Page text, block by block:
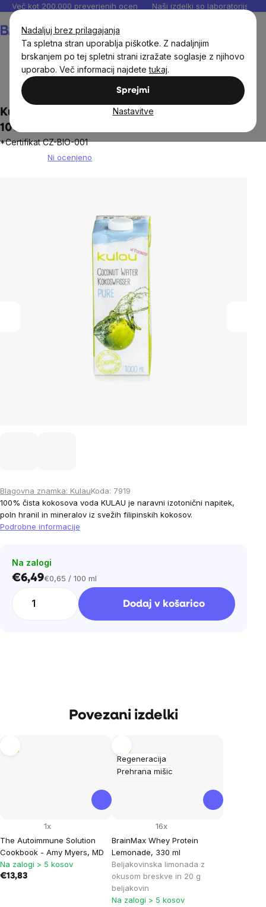
Nadaljuj brez prilagajanja
Ta spletna stran uporablja piškotke. Z nadaljnjim
brskanjem po tej spletni strani izražate soglasje z njihovo
uporabo. Več informacij najdetetukaj.
Sprejmi
Nastavitve
Preskoči
vsebino
Več kot 200.000 preverjenih ocen Naši izdelki so laboratorijsko
Osvežilne pijače
Kulau - BIO 100% ČISTA kokosova voda,
1000 ml *certifikat CZ-BIO-001
*Certifikat CZ-BIO-001
Ni ocenjeno
Blagovna znamka: KulauKoda: 7919
100% čista kokosova voda KULAU je naravni izotonični napitek,
poln hranil in mineralov iz svežih filipinskih kokosov.
Podrobne informacije
Na zalogi
€6,49Cena
€0,65 / 100 ml
Dodaj v košarico
Povezani izdelki
The Autoimmune Solution
Cookbook - Amy Myers, MD
1x
Na zalogi > 5 kosov
€13,83
Regeneracija
Prehrana mišic
BrainMax Whey Protein
Lemonade, 330 ml
Beljakovinska limonada z
okusom breskve in 20 g
beljakovin
16x
Na zalogi > 5 kosov